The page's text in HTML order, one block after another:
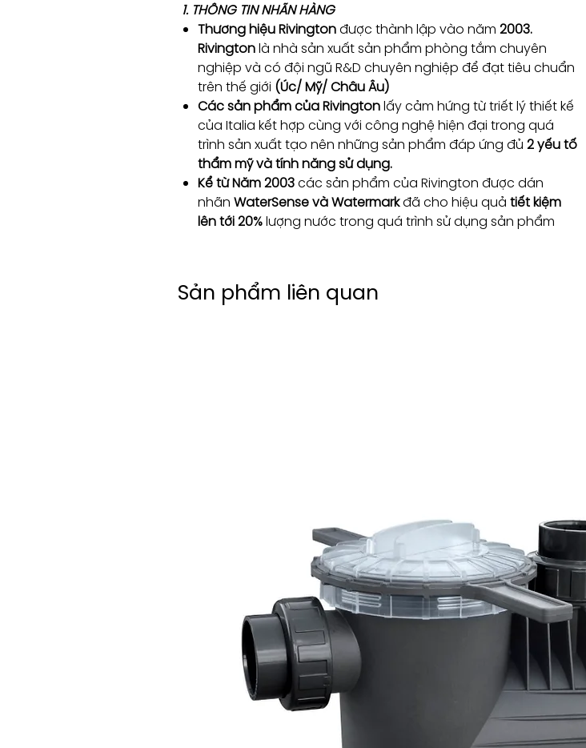
1. THÔNG TIN NHÃN HÀNG
Thương hiệu Rivingtonđược thành lập vào năm 2003.
Rivingtonlà nhà sản xuất sản phẩm phòng tắm chuyên
nghiệp và có đội ngũ R&D chuyên nghiệp để đạt tiêu chuẩn
trên thế giới (Úc/ Mỹ/ Châu Âu)
Các sản phẩm của Rivingtonlấy cảm hứng từ triết lý thiết kế
của Italia kết hợp cùng với công nghệ hiện đại trong quá
trình sản xuất tạo nên những sản phẩm đáp ứng đủ 2 yếu tố
thẩm mỹ và tính năng sử dụng.
Kể từ Năm 2003các sản phẩm của Rivington được dán
nhãn WaterSense và Watermarkđã cho hiệu quả tiết kiệm
lên tới 20%lượng nước trong quá trình sử dụng sản phẩm
Sản phẩm liên quan